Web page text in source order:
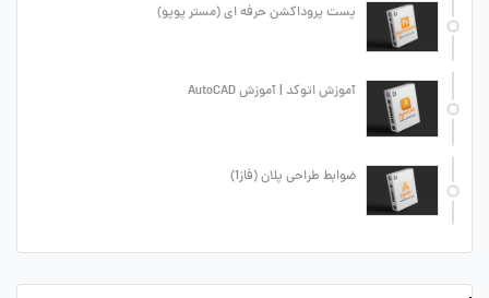
پست پروداکشن حرفه ای (مستر پوپو)
آموزش اتوکد | آموزش AutoCAD
ضوابط طراحی پلان (فاز1)